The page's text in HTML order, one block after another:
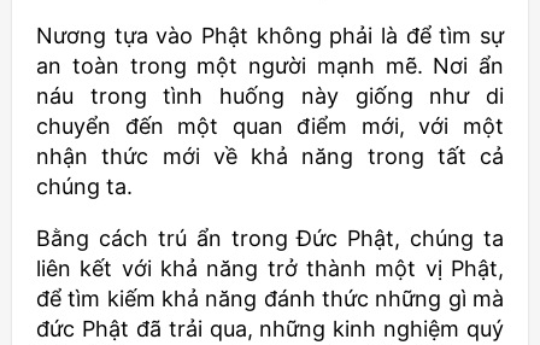
Nương tựa vào Phật không phải là để tìm sự
an toàn trong một người mạnh mẽ. Nơi ẩn
náu trong tình huống này giống như di
chuyển đến một quan điểm mới, với một
nhận thức mới về khả năng trong tất cả
chúng ta.
Bằng cách trú ẩn trong Đức Phật, chúng ta
liên kết với khả năng trở thành một vị Phật,
để tìm kiếm khả năng đánh thức những gì mà
đức Phật đã trải qua, những kinh nghiệm quý